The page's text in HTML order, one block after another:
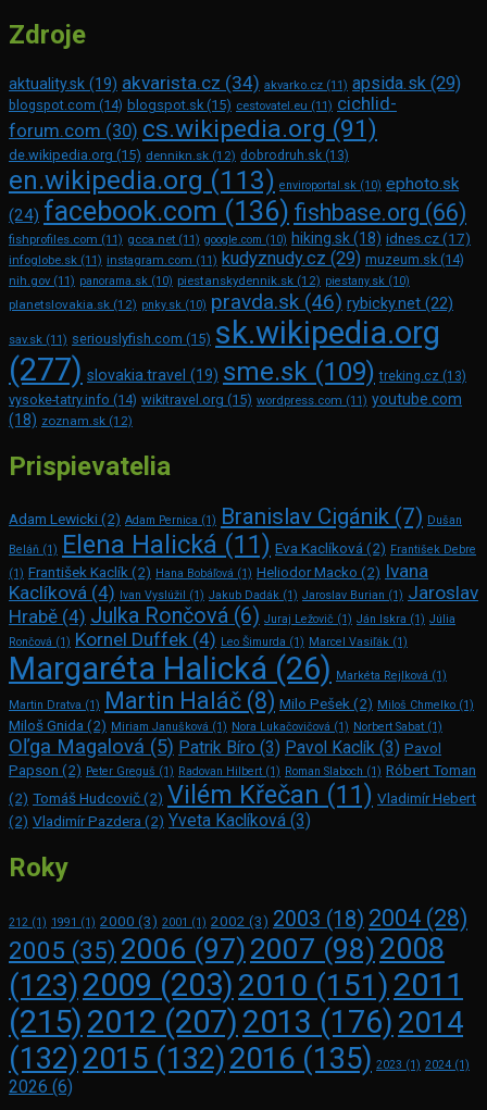
Zdroje
aktuality.sk (19) akvarista.cz (34) akvarko.cz (11) apsida.sk (29)
blogspot.com (14) blogspot.sk (15) cestovatel.eu (11) cichlid-
forum.com (30) cs.wikipedia.org (91)
de.wikipedia.org (15) dennikn.sk (12) dobrodruh.sk (13)
en.wikipedia.org (113) enviroportal.sk (10) ephoto.sk
(24) facebook.com (136) fishbase.org (66)
fishprofiles.com (11) gcca.net (11) google.com (10) hiking.sk(18) idnes.cz(17)
infoglobe.sk (11) instagram.com (11) kudyznudy.cz (29) muzeum.sk (14)
nih.gov (11) panorama.sk (10) piestanskydennik.sk (12) piestany.sk (10)
planetslovakia.sk (12) pnky.sk (10) pravda.sk (46) rybicky.net (22)
sav.sk (11) seriouslyfish.com (15) sk.wikipedia.org
(277) slovakia.travel (19) sme.sk (109) treking.cz (13)
vysoke-tatry.info (14) wikitravel.org (15) wordpress.com (11) youtube.com
(18) zoznam.sk (12)
Prispievatelia
Adam Lewicki(2) Adam Pernica (1) Branislav Cigánik (7) Dušan
Beláň (1) Elena Halická (11) Eva Kaclíková (2) František Debre
(1) František Kaclík (2) Hana Bobáľová (1) Heliodor Macko (2) Ivana
Kaclíková (4) Ivan Vyslúžil (1) Jakub Dadák (1) Jaroslav Burian (1) Jaroslav
Hrabě (4) Julka Rončová (6) Juraj Ležovič (1) Ján Iskra (1) Júlia
Rončová (1) Kornel Duffek (4) Leo Šimurda (1) Marcel Vasiľák (1)
Margaréta Halická (26) Markéta Rejlková (1)
Martin Dratva (1) Martin Haláč (8) Milo Pešek (2) Miloš Chmelko (1)
Miloš Gnida (2) Miriam Janušková (1) Nora Lukačovičová (1) Norbert Sabat (1)
Oľga Magalová (5) Patrik Bíro (3) Pavol Kaclík (3) Pavol
Papson (2) Peter Greguš (1) Radovan Hilbert (1) Roman Slaboch (1) Róbert Toman
(2) Tomáš Hudcovič(2) Vilém Křečan (11) Vladimír Hebert
(2) Vladimír Pazdera (2) Yveta Kaclíková (3)
Roky
212 (1) 1991 (1) 2000 (3) 2001 (1) 2002 (3) 2003 (18) 2004 (28)
2005 (35) 2006 (97) 2007 (98) 2008
(123)2009 (203) 2010 (151) 2011
(215) 2012 (207) 2013 (176) 2014
(132)2015 (132)2016 (135) 2023 (1) 2024 (1)
2026 (6)